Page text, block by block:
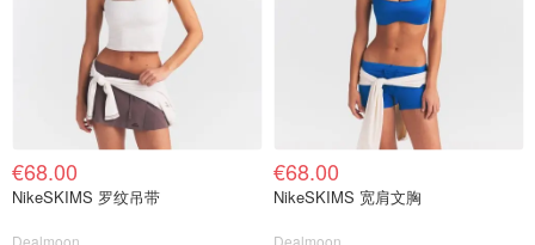
€68.00
NikeSKIMS 罗纹吊带
Dealmoon
€68.00
NikeSKIMS 宽肩文胸
Dealmoon